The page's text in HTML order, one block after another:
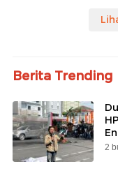
Berita Trending
2